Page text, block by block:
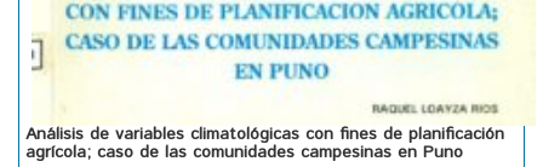
Análisis de variables climatológicas con fines de planificación
agrícola; caso de las comunidades campesinas en Puno